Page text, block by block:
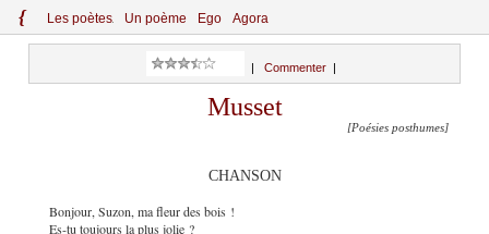
{ Les poètes Un poème Ego Agora
Commenter
Musset
[Poésies posthumes]
CHANSON
Bonjour, Suzon, ma fleur des bois !
Es-tu toujours la plus jolie ?